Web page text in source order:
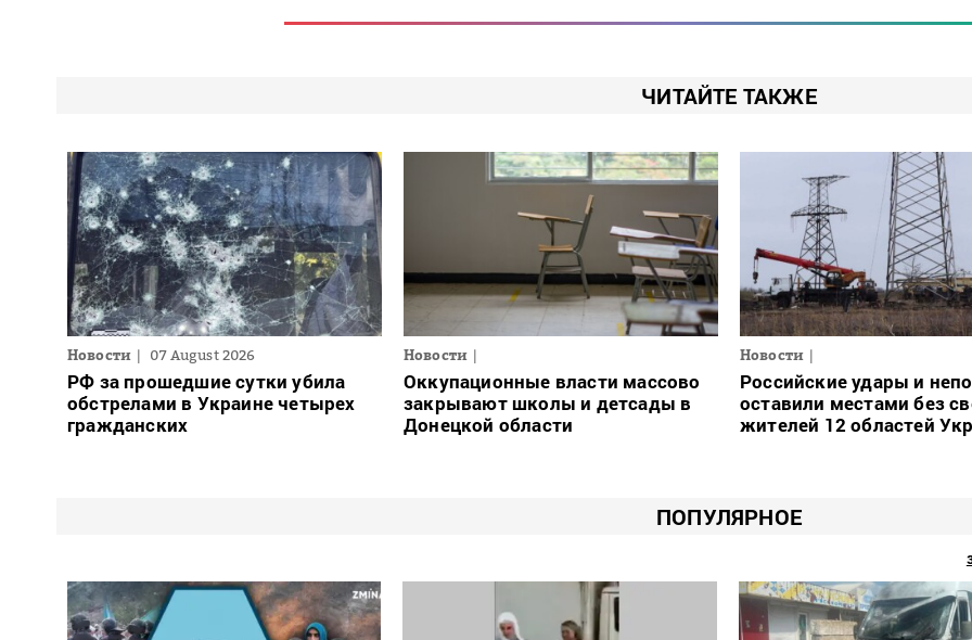
ЧИТАЙТЕ ТАКЖЕ
Новости 07 August 2026
РФ за прошедшие сутки убила
обстрелами в Украине четырех
гражданских
Новости
Оккупационные власти массово
закрывают школы и детсады в
Донецкой области
Новости
Российские удары и
оставили местами без
жителей 12 областей
ПОПУЛЯРНОЕ